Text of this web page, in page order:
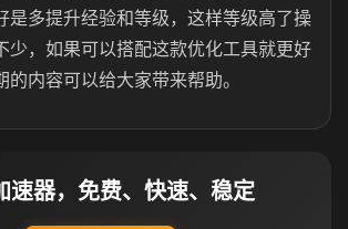
是多提升经验和等级，这样等级高了操
少，如果可以搭配这款优化工具就更好
的内容可以给大家带来帮助。
速器，免费、快速、稳定